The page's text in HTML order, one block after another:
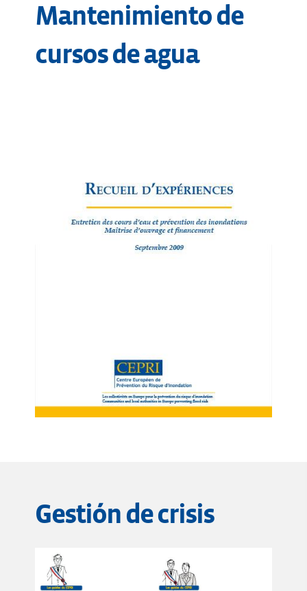
Mantenimiento de
cursos de agua
Gestión de crisis